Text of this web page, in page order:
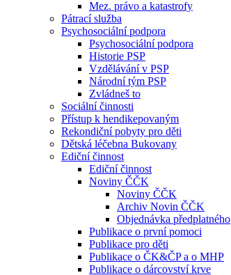
Mez. právo a katastrofy
Pátrací služba
Psychosociální podpora
Psychosociální podpora
Historie PSP
Vzdělávání v PSP
Národní tým PSP
Zvládneš to
Sociální činnosti
Přístup k hendikepovaným
Rekondiční pobyty pro děti
Dětská léčebna Bukovany
Ediční činnost
Ediční činnost
Noviny ČČK
Noviny ČČK
Archiv Novin ČČK
Objednávka předplatného
Publikace o první pomoci
Publikace pro děti
Publikace o ČK&ČP a o MHP
Publikace o dárcovství krve